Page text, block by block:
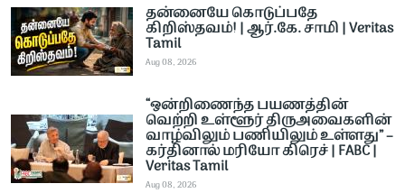
தன்னையே கொடுப்பதே
கிறிஸ்தவம்! | ஆர்.கே. சாமி | Veritas
Tamil
Aug 08, 2026
“ஒன்றிணைந்த பயணத்தின்
வெற்றி உள்ளூர் திருஅவைகளின்
வாழ்விலும் பணியிலும் உள்ளது” –
கர்தினால் மரியோ கிரெச் | FABC |
Veritas Tamil
Aug 08, 2026